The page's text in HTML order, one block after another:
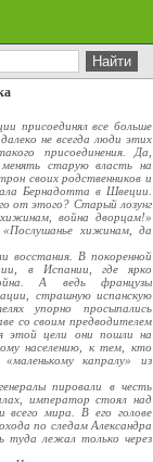
присоединял все больше
не всегда люди этих
присоединения. Да,
менять старую власть на
своих родственников и
Бернадотта в Швеции.
от этого? Старый лозунг
война дворцам!»
«Послушанье хижинам, да
восстания. В покоренной
в Испании, где ярко
А ведь французы
страшную испанскую
упорно просыпались
со своим предводителем
этой цели они пошли на
населению, к тем, кто
капралу» из
пировали в честь
император стоял над
мира. В его голове
по следам Александра
туда лежал только через